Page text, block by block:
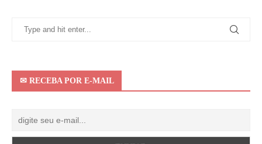
✉ RECEBA POR E-MAIL